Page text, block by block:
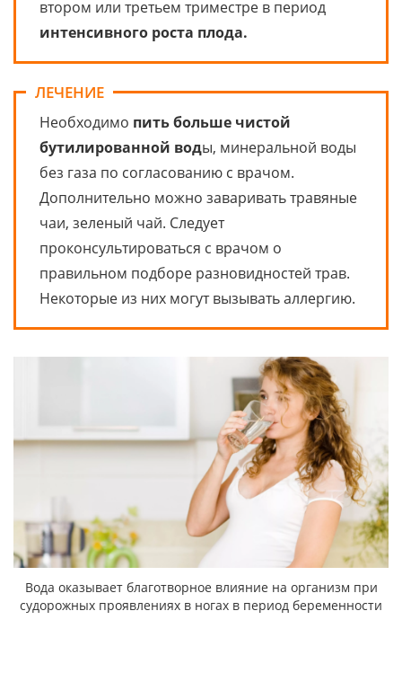
втором или третьем триместре в период
интенсивного роста плода.
ЛЕЧЕНИЕ
Необходимо пить больше чистой
бутилированной воды, минеральной воды
без газа по согласованию с врачом.
Дополнительно можно заваривать травяные
чаи, зеленый чай. Следует
проконсультироваться с врачом о
правильном подборе разновидностей трав.
Некоторые из них могут вызывать аллергию.
Вода оказывает благотворное влияние на организм при
судорожных проявлениях в ногах в период беременности